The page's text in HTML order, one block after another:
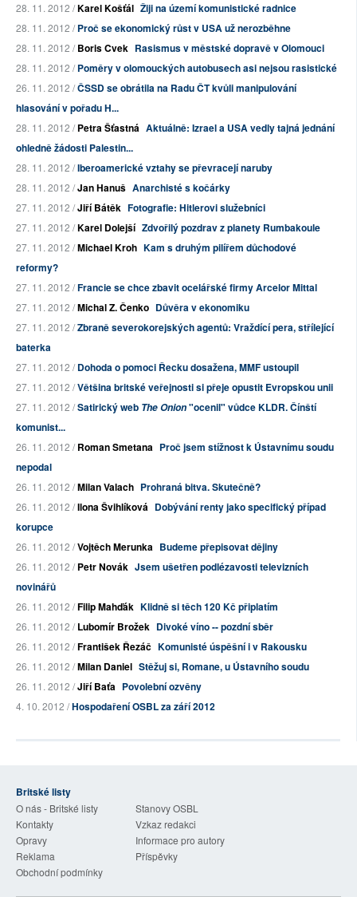
28. 11. 2012 /Karel Košťál Žiji na území komunistické radnice
28. 11. 2012 /Proč se ekonomický růst v USA už nerozběhne
28. 11. 2012 /Boris Cvek Rasismus v městské dopravě v Olomouci
28. 11. 2012 /Poměry v olomouckých autobusech asi nejsou rasistické
26. 11. 2012 /ČSSD se obrátila na Radu ČT kvůli manipulování
hlasování v pořadu H...
28. 11. 2012 /Petra Šťastná Aktuálně: Izrael a USA vedly tajná jednání
ohledně žádosti Palestin...
28. 11. 2012 /Iberoamerické vztahy se převracejí naruby
28. 11. 2012 /Jan Hanuš Anarchisté s kočárky
27. 11. 2012 /Jiří Bátěk Fotografie: Hitlerovi služebníci
27. 11. 2012 /Karel Dolejší Zdvořilý pozdrav z planety Rumbakoule
27. 11. 2012 /Michael Kroh Kam s druhým pilířem důchodové
reformy?
27. 11. 2012 /Francie se chce zbavit ocelářské firmy Arcelor Mittal
27. 11. 2012 /Michal Z. Čenko Důvěra v ekonomiku
27. 11. 2012 /Zbraně severokorejských agentů: Vraždící pera, střílející
baterka
27. 11. 2012 /Dohoda o pomoci Řecku dosažena, MMF ustoupil
27. 11. 2012 /Většina britské veřejnosti si přeje opustit Evropskou unii
27. 11. 2012 /Satirický web The Onion"ocenil" vůdce KLDR. Čínští
komunist...
26. 11. 2012 /Roman Smetana Proč jsem stížnost k Ústavnímu soudu
nepodal
26. 11. 2012 /Milan Valach Prohraná bitva. Skutečně?
26. 11. 2012 /Ilona Švihlíková Dobývání renty jako specifický případ
korupce
26. 11. 2012 /Vojtěch Merunka Budeme přepisovat dějiny
26. 11. 2012 /Petr Novák Jsem ušetřen podlézavosti televizních
novinářů
26. 11. 2012 /Filip Mahďák Klidně si těch 120 Kč připlatím
26. 11. 2012 /Lubomír Brožek Divoké víno -- pozdní sběr
26. 11. 2012 /František Řezáč Komunisté úspěšní i v Rakousku
26. 11. 2012 /Milan Daniel Stěžuj si, Romane, u Ústavního soudu
26. 11. 2012 /Jiří Baťa Povolební ozvěny
4. 10. 2012 /Hospodaření OSBL za září 2012
Britské listy
O nás - Britské listy
Stanovy OSBL
Kontakty
Vzkaz redakci
Opravy
Informace pro autory
Reklama
Příspěvky
Obchodní podmínky